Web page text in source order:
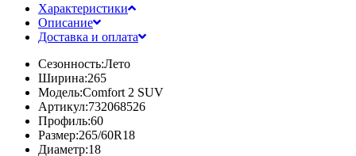
Характеристики
Описание
Доставка и оплата
Сезонность:Лето
Ширина:265
Модель:Comfort 2 SUV
Артикул:732068526
Профиль:60
Размер:265/60R18
Диаметр:18